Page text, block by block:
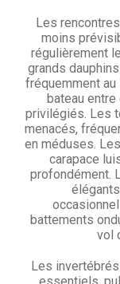
Les
moins
régulièrement
grands
fréquemment
bateau
privilégiés. Les
menacés,
en méduses.
carapace
profondément.
battements
vol
Les